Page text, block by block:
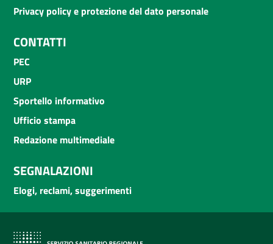
Privacy policy e protezione del dato personale
CONTATTI
PEC
URP
Sportello informativo
Ufficio stampa
Redazione multimediale
SEGNALAZIONI
Elogi, reclami, suggerimenti